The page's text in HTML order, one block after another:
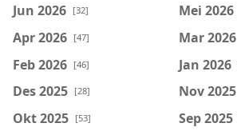
Jun 2026 [32] Mei 2026
Apr 2026 [47] Mar 2026
Feb 2026 [46] Jan 2026
Des 2025 [28] Nov 2025
Okt 2025 [53] Sep 2025